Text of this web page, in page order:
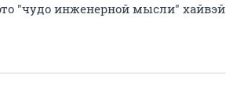
"чудо инженерной мысли" хайвэй